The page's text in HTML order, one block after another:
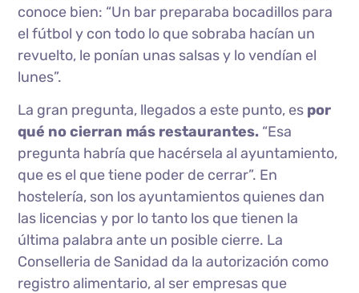
conoce bien: “Un bar preparaba bocadillos para
el fútbol y con todo lo que sobraba hacían un
revuelto, le ponían unas salsas y lo vendían el
lunes”.
La gran pregunta, llegados a este punto, es por
qué no cierran más restaurantes. “Esa
pregunta habría que hacérsela al ayuntamiento,
que es el que tiene poder de cerrar”. En
hostelería, son los ayuntamientos quienes dan
las licencias y por lo tanto los que tienen la
última palabra ante un posible cierre. La
Conselleria de Sanidad da la autorización como
registro alimentario, al ser empresas que